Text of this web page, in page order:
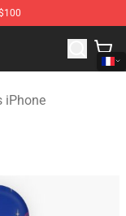
Shop
iPhone